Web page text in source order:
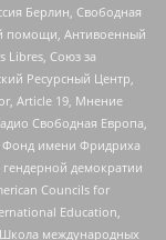
Берлин, Свободная
помощи, Антивоенный
Libres, Союз за
Ресурсный Центр,
Article 19, Мнение
Свободная Европа,
Фонд имени Фридриха
демократии
Councils for
Education,
международных